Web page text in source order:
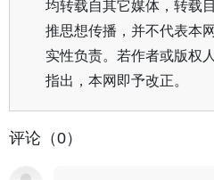
均转载自其它媒体，转载
推思想传播，并不代表本
实性负责。若作者或版权
指出，本网即予改正。
评论（0）